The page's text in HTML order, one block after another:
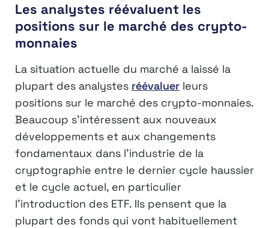
Les analystes réévaluent les
positions sur le marché des crypto-
monnaies
La situation actuelle du marché a laissé la
plupart des analystes réévaluer leurs
positions sur le marché des crypto-monnaies.
Beaucoup s’intéressent aux nouveaux
développements et aux changements
fondamentaux dans l’industrie de la
cryptographie entre le dernier cycle haussier
et le cycle actuel, en particulier
l’introduction des ETF. Ils pensent que la
plupart des fonds qui vont habituellement